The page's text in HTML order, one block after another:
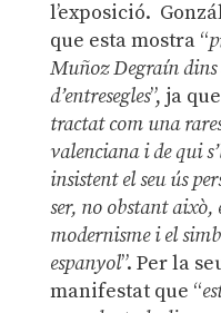
l’exposició.
que esta mostra “
Muñoz Degraín
d’entresegles”, ja
tractat com una
valenciana i de qui
insistent el seu ús
ser, no obstant
modernisme i el
espanyol”. Per la
manifestat que “